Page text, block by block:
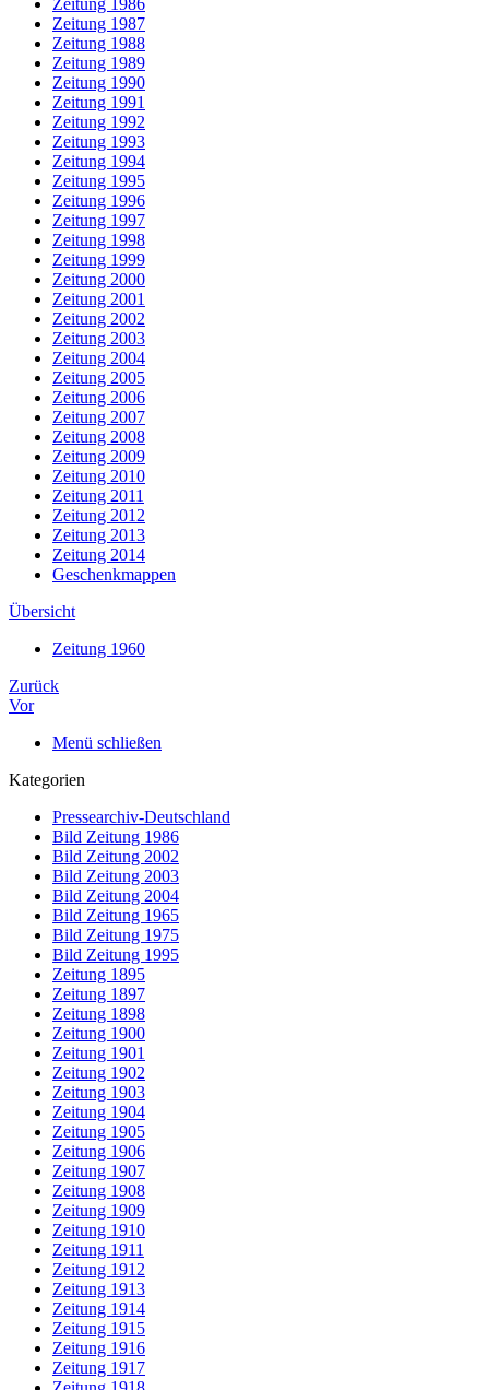
Zeitung 1986
Zeitung 1987
Zeitung 1988
Zeitung 1989
Zeitung 1990
Zeitung 1991
Zeitung 1992
Zeitung 1993
Zeitung 1994
Zeitung 1995
Zeitung 1996
Zeitung 1997
Zeitung 1998
Zeitung 1999
Zeitung 2000
Zeitung 2001
Zeitung 2002
Zeitung 2003
Zeitung 2004
Zeitung 2005
Zeitung 2006
Zeitung 2007
Zeitung 2008
Zeitung 2009
Zeitung 2010
Zeitung 2011
Zeitung 2012
Zeitung 2013
Zeitung 2014
Geschenkmappen
Übersicht
Zeitung 1960
Zurück
Vor
Menü schließen
Kategorien
Pressearchiv-Deutschland
Bild Zeitung 1986
Bild Zeitung 2002
Bild Zeitung 2003
Bild Zeitung 2004
Bild Zeitung 1965
Bild Zeitung 1975
Bild Zeitung 1995
Zeitung 1895
Zeitung 1897
Zeitung 1898
Zeitung 1900
Zeitung 1901
Zeitung 1902
Zeitung 1903
Zeitung 1904
Zeitung 1905
Zeitung 1906
Zeitung 1907
Zeitung 1908
Zeitung 1909
Zeitung 1910
Zeitung 1911
Zeitung 1912
Zeitung 1913
Zeitung 1914
Zeitung 1915
Zeitung 1916
Zeitung 1917